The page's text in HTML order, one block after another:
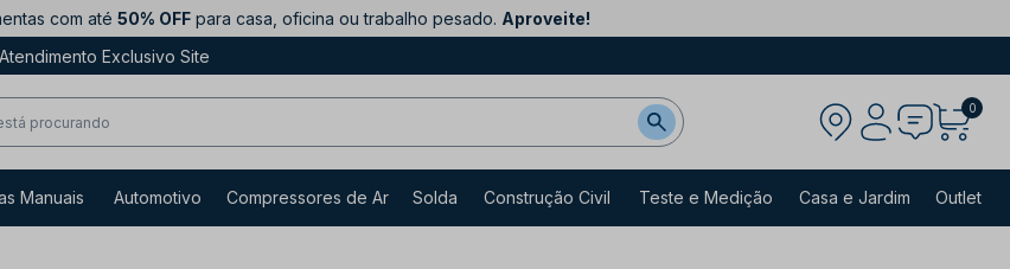
com até 50% OFF para casa, oficina ou trabalho pesado. Aproveite!
Atendimento Exclusivo Site
0
Manuais Automotivo Compressores de Ar Solda Construção Civil Teste e Medição Casa e Jardim Outlet